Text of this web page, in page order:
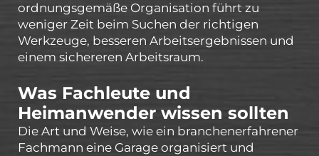
ordnungsgemäße Organisation führt zu
weniger Zeit beim Suchen der richtigen
Werkzeuge, besseren Arbeitsergebnissen und
einem sichereren Arbeitsraum.
Was Fachleute und
Heimanwender wissen sollten
Die Art und Weise, wie ein branchenerfahrener
Fachmann eine Garage organisiert und